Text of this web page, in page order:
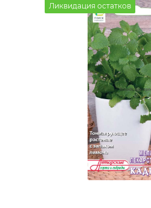
Ликвидация остатков